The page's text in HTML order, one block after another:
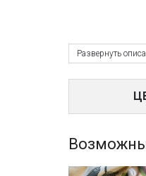
Развернуть